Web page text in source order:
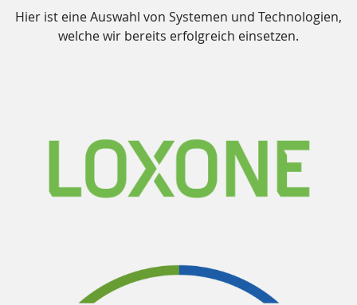
Hier ist eine Auswahl von Systemen und Technologien,
welche wir bereits erfolgreich einsetzen.